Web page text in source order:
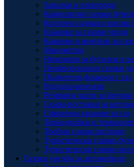
Запалки и електроди
Композитни газови
Котлони-саджаци високо
Кранове за газови уреди
Кранове и вентили за
Манометри
Нивомери за бутилки и
Професионални газови
Пълнители,флакони с газ
Редуцир-вентили
Резервни части за битови
Скари-поставки за
Сферични кранове за газ
Термодвойки и
Тройни газови котлони
Туристически газови
Туристически газови
Газови уредби за автомобили